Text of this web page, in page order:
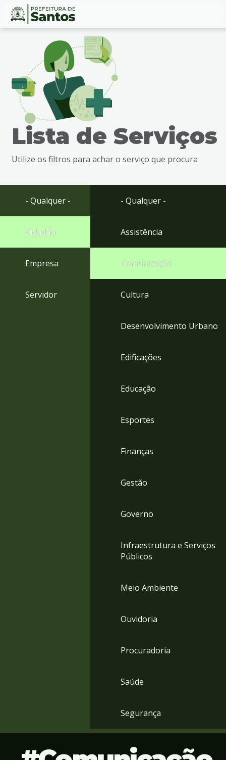
Ir
busca
Ir
rodapé
Conteúdo
Lista de Serviços
Utilize os filtros para achar o serviço que procura
- Qualquer -
Cidadão
Empresa
Servidor
- Qualquer -
Assistência
Comunicação
Cultura
Desenvolvimento Urbano
Edificações
Educação
Esportes
Finanças
Gestão
Governo
Infraestrutura e Serviços
Públicos
Meio Ambiente
Ouvidoria
Procuradoria
Saúde
Segurança